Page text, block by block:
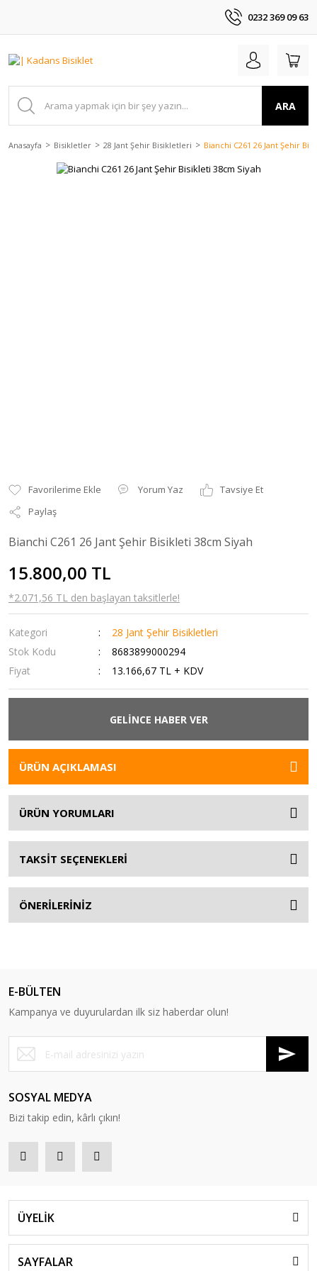
0232 369 09 63
ARA
Anasayfa Bisikletler 28 Jant Şehir Bisikletleri Bianchi C261 26 Jant Şehir
Yorum Yaz
Tavsiye Et
Paylaş
Bianchi C261 26 Jant Şehir Bisikleti 38cm Siyah
15.800,00 TL
*2.071,56 TL den başlayan taksitlerle!
Kategori
28 Jant Şehir Bisikletleri
Stok Kodu
8683899000294
Fiyat
13.166,67 TL + KDV
GELİNCE HABER VER
ÜRÜN AÇIKLAMASI
ÜRÜN YORUMLARI
TAKSİT SEÇENEKLERİ
ÖNERİLERİNİZ
E-BÜLTEN
Kampanya ve duyurulardan ilk siz haberdar olun!
SOSYAL MEDYA
Bizi takip edin, kârlı çıkın!
ÜYELİK
SAYFALAR